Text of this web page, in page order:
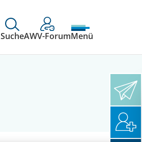
SucheAWV-ForumMenü